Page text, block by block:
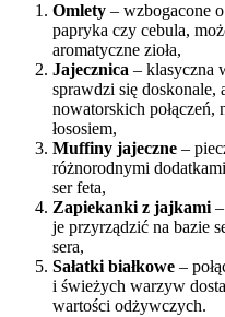
Omlety – wzbogacone
papryka czy cebula,
aromatyczne zioła,
Jajecznica – klasyczna
sprawdzi się doskonale,
nowatorskich połączeń,
łososiem,
Muffiny jajeczne –
różnorodnymi
ser feta,
Zapiekanki z jajkami
je przyrządzić na bazie
sera,
Sałatki białkowe –
i świeżych warzyw
wartości odżywczych.